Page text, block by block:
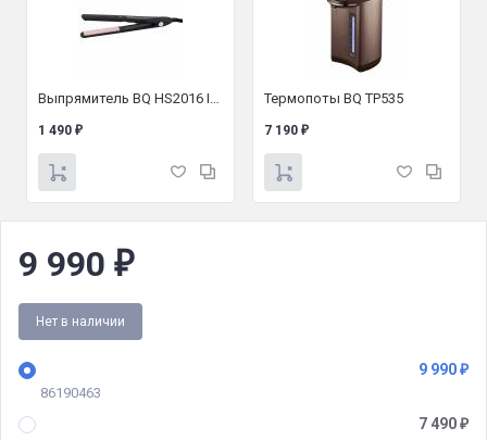
1 490 ₽
Термопоты BQ TP535
7 190 ₽
9 990 ₽
Нет в наличии
9 990 ₽
86190463
7 490 ₽